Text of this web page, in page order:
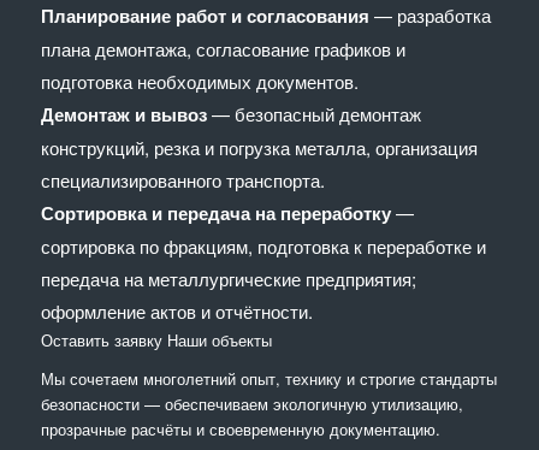
Планирование работ и согласования — разработка
плана демонтажа, согласование графиков и
подготовка необходимых документов.
Демонтаж и вывоз— безопасный демонтаж
конструкций, резка и погрузка металла, организация
специализированного транспорта.
Сортировка и передача на переработку—
сортировка по фракциям, подготовка к переработке и
передача на металлургические предприятия;
оформление актов и отчётности.
Оставить заявку Наши объекты
Мы сочетaем многолетний опыт, технику и строгие стандарты
безопасности — обеспечиваем экологичную утилизацию,
прозрачные расчёты и своевременную документацию.